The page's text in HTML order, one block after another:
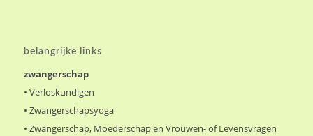
belangrijke links
zwangerschap
• Verloskundigen
• Zwangerschapsyoga
• Zwangerschap, Moederschap en Vrouwen- of Levensvragen